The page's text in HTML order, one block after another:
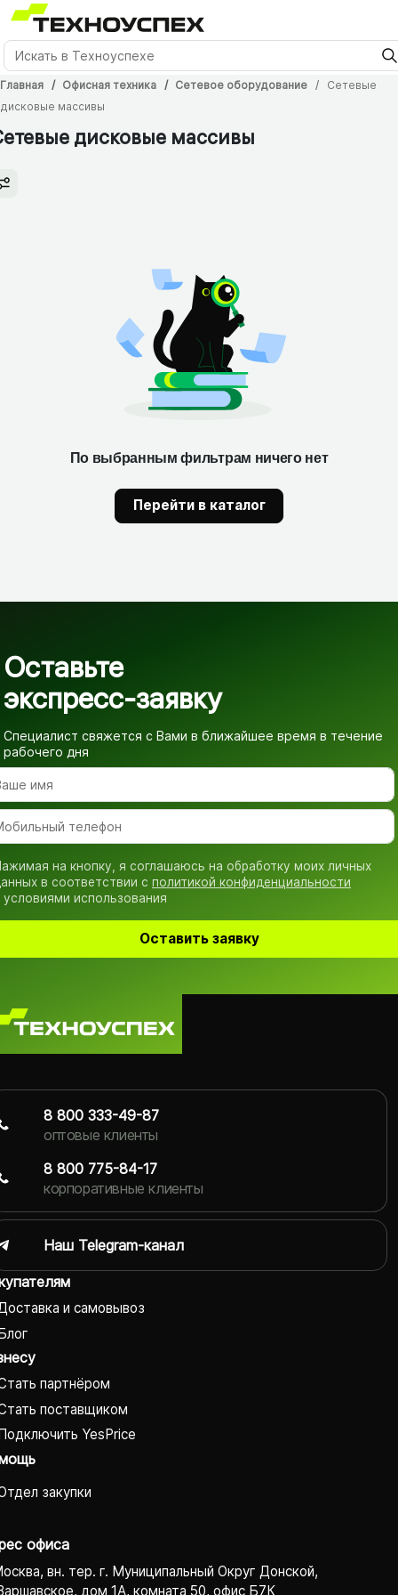
Главная Офисная техника Сетевое оборудование
Сетевые
дисковые массивы
дисковые массивы
По выбранным фильтрам ничего нет
Перейти в каталог
Оставьте
экспресс-заявку
Специалист свяжется с Вами в ближайшее время в течение
рабочего дня
на кнопку, я соглашаюсь на обработку моих личных
в соответствии с политикой конфиденциальности
условиями использования
Оставить заявку
и самовывоз
партнёром
поставщиком
YesPrice
закупки
офиса
вн. тер. г. Муниципальный Округ Донской,
дом 1А, комната 50, офис Б7К
8 800 333-49-87
оптовые клиенты
8 800 775-84-17
корпоративные клиенты
Наш Telegram-канал